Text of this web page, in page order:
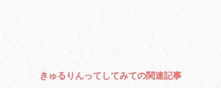
きゅるりんってしてみての関連記事